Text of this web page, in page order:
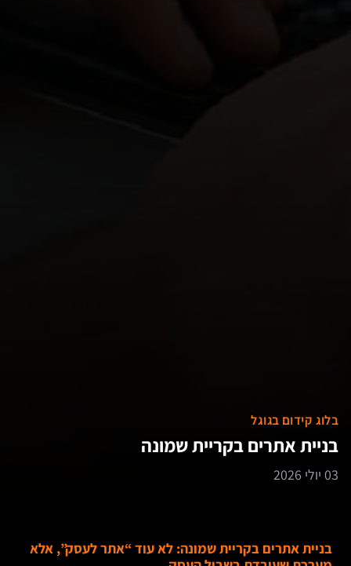
בלוג קידום בגוגל
בניית אתרים בקריית שמונה
03 יולי 2026
בניית אתרים בקריית שמונה: לא עוד “אתר לעסק”, אלא